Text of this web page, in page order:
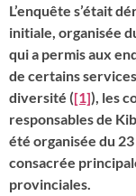
L’enquête s’était
initiale, organisée
qui a permis aux
de certains
diversité ([1]), les
responsables de
été organisée du
consacrée
provinciales.